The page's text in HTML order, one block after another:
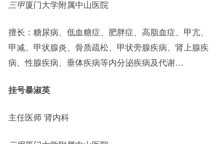
三甲厦门大学附属中山医院
擅长：糖尿病、低血糖症、肥胖症、高脂血症、甲亢、
甲减、甲状腺炎、骨质疏松、甲状旁腺疾病、肾上腺疾
病、性腺疾病、垂体疾病等内分泌疾病及代谢…
挂号暴淑英
主任医师 肾内科